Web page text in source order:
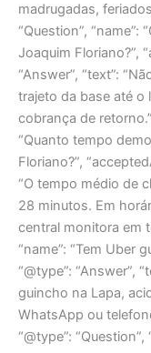
madrugadas,
“Question”, “name”:
Joaquim Floriano?”,
“Answer”, “text”:
trajeto da base até o
cobrança de
“Quanto tempo
Floriano?”,
“O tempo médio de
28 minutos. Em
central monitora em
“name”: “Tem Uber
“@type”: “Answer”,
guincho na Lapa,
WhatsApp ou
“@type”: